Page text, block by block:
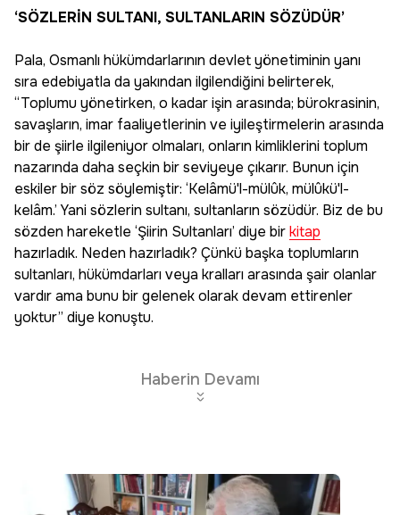
‘SÖZLERİN SULTANI, SULTANLARIN SÖZÜDÜR’
Pala, Osmanlı hükümdarlarının devlet yönetiminin yanı
sıra edebiyatla da yakından ilgilendiğini belirterek,
“Toplumu yönetirken, o kadar işin arasında; bürokrasinin,
savaşların, imar faaliyetlerinin ve iyileştirmelerin arasında
bir de şiirle ilgileniyor olmaları, onların kimliklerini toplum
nazarında daha seçkin bir seviyeye çıkarır. Bunun için
eskiler bir söz söylemiştir: ‘Kelâmü'l-mülûk, mülûkü'l-
kelâm.’ Yani sözlerin sultanı, sultanların sözüdür. Biz de bu
sözden hareketle ‘Şiirin Sultanları’ diye birkitap
hazırladık. Neden hazırladık? Çünkü başka toplumların
sultanları, hükümdarları veya kralları arasında şair olanlar
vardır ama bunu bir gelenek olarak devam ettirenler
yoktur” diye konuştu.
Haberin Devamı